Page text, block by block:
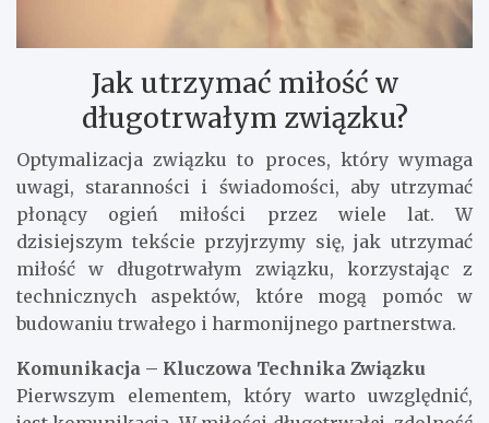
Jak utrzymać miłość w
długotrwałym związku?
Optymalizacja związku to proces, który wymaga
uwagi, staranności i świadomości, aby utrzymać
płonący ogień miłości przez wiele lat. W
dzisiejszym tekście przyjrzymy się, jak utrzymać
miłość w długotrwałym związku, korzystając z
technicznych aspektów, które mogą pomóc w
budowaniu trwałego i harmonijnego partnerstwa.
Komunikacja – Kluczowa Technika Związku
Pierwszym elementem, który warto uwzględnić,